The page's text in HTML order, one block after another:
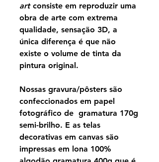
artconsiste em reproduzir uma
obra de arte com extrema
qualidade, sensação 3D, a
única diferença é que não
existe o volume de tinta da
pintura original.
Nossas gravura/pôsters são
confeccionados em papel
fotográfico de gramatura 170g
semi-brilho. E as telas
decorativas em canvas são
impressas em lona 100%